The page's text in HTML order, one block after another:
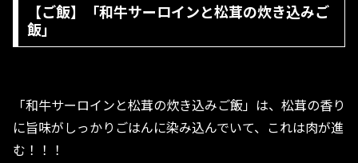
【ご飯】「和牛サーロインと松茸の炊き込みご
飯」
「和牛サーロインと松茸の炊き込みご飯」は、松茸の香り
に旨味がしっかりごはんに染み込んでいて、これは肉が進
む！！！